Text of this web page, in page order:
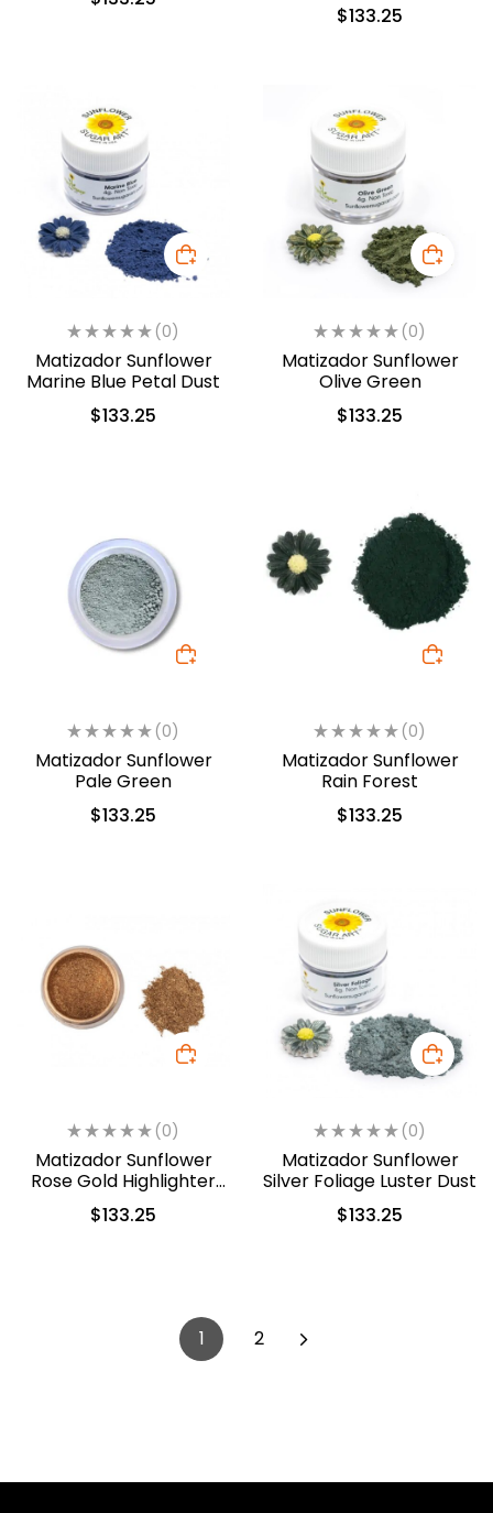
$133.25
(0)
Matizador Sunflower
Marine Blue Petal Dust
$133.25
(0)
Matizador Sunflower
Olive Green
$133.25
(0)
Matizador Sunflower
Pale Green
$133.25
(0)
Matizador Sunflower
Rain Forest
$133.25
(0)
Matizador Sunflower
Rose Gold Highlighter
(407)
$133.25
(0)
Matizador Sunflower
Silver Foliage Luster Dust
$133.25
1 2